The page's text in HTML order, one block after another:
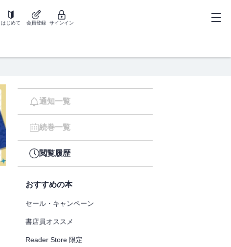
はじめて 会員登録 サインイン
通知一覧
続巻一覧
閲覧履歴
おすすめの本
セール・キャンペーン
書店員オススメ
Reader Store 限定